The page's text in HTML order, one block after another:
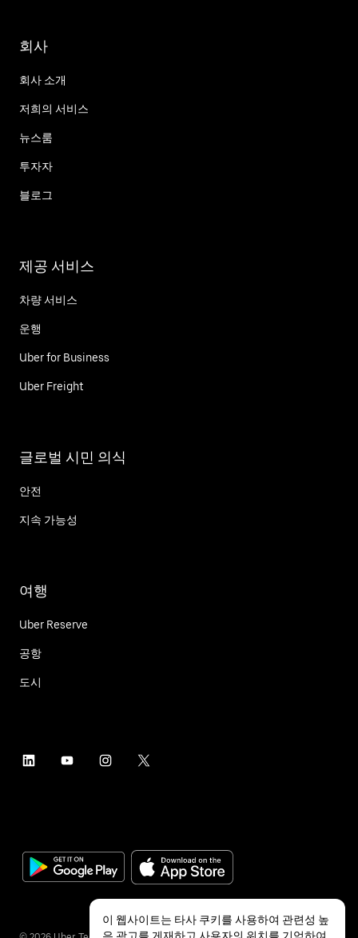
회사
회사 소개
저희의 서비스
뉴스룸
투자자
블로그
제공 서비스
차량 서비스
운행
Uber for Business
Uber Freight
글로벌 시민 의식
안전
지속 가능성
여행
Uber Reserve
공항
도시
이 웹사이트는 타사 쿠키를 사용하여 관련성 높